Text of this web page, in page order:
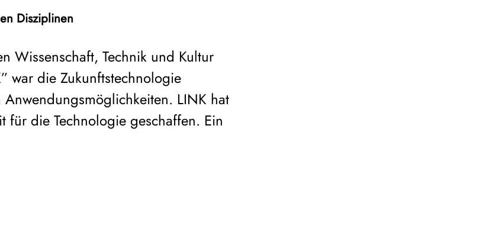
Disziplinen
Wissenschaft, Technik und Kultur
war die Zukunftstechnologie
LINK hat
die Technologie geschaffen. Ein